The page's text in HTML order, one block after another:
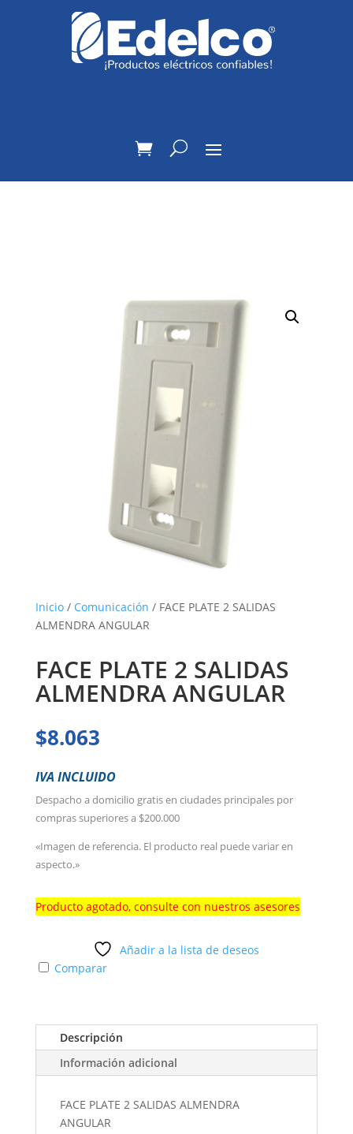
Inicio/ Comunicación / FACE PLATE 2 SALIDAS
ALMENDRA ANGULAR
FACE PLATE 2 SALIDAS
ALMENDRA ANGULAR
$8.063
IVA INCLUIDO
Despacho a domicilio gratis en ciudades principales por
compras superiores a $200.000
«Imagen de referencia. El producto real puede variar en
aspecto.»
Producto agotado, consulte con nuestros asesores
Añadir a la lista de deseos
Comparar
Descripción
Información adicional
FACE PLATE 2 SALIDAS ALMENDRA
ANGULAR